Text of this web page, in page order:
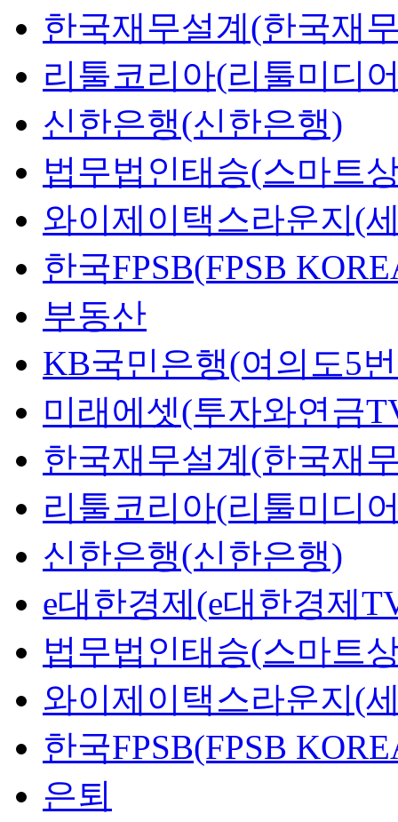
한국재무설계(한국재
리툴코리아(리툴미디
신한은행(신한은행)
법무법인태승(스마트
와이제이택스라운지(
한국FPSB(FPSB
부동산
KB국민은행(여의도5
미래에셋(투자와연금
한국재무설계(한국재
리툴코리아(리툴미디
신한은행(신한은행)
e대한경제(e대한경제
법무법인태승(스마트
와이제이택스라운지(
한국FPSB(FPSB
은퇴